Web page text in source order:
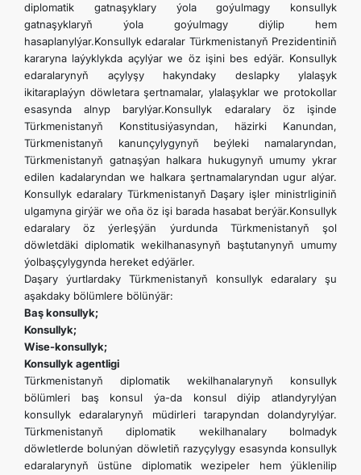
diplomatik gatnaşyklary ýola goýulmagy konsullyk
gatnaşyklaryň ýola goýulmagy diýlip hem
hasaplanylýar.Konsullyk edaralar Türkmenistanyň Prezidentiniň
kararyna laýyklykda açylýar we öz işini bes edýär. Konsullyk
edaralarynyň açylyşy hakyndaky deslapky ylalaşyk
ikitaraplaýyn döwletara şertnamalar, ylalaşyklar we protokollar
esasynda alnyp barylýar.Konsullyk edaralary öz işinde
Türkmenistanyň Konstitusiýasyndan, häzirki Kanundan,
Türkmenistanyň kanunçylygynyň beýleki namalaryndan,
Türkmenistanyň gatnaşýan halkara hukugynyň umumy ykrar
edilen kadalaryndan we halkara şertnamalaryndan ugur alýar.
Konsullyk edaralary Türkmenistanyň Daşary işler ministrliginiň
ulgamyna girýär we oňa öz işi barada hasabat berýär.Konsullyk
edaralary öz ýerleşýän ýurdunda Türkmenistanyň şol
döwletdäki diplomatik wekilhanasynyň baştutanynyň umumy
ýolbaşçylygynda hereket edýärler.
Daşary ýurtlardaky Türkmenistanyň konsullyk edaralary şu
aşakdaky bölümlere bölünýär:
Baş konsullyk;
Konsullyk;
Wise-konsullyk;
Konsullyk agentligi
Türkmenistanyň diplomatik wekilhanalarynyň konsullyk
bölümleri baş konsul ýa-da konsul diýip atlandyrylýan
konsullyk edaralarynyň müdirleri tarapyndan dolandyrylýar.
Türkmenistanyň diplomatik wekilhanalary bolmadyk
döwletlerde bolunýan döwletiň razyçylygy esasynda konsullyk
edaralarynyň üstüne diplomatik wezipeler hem ýüklenilip